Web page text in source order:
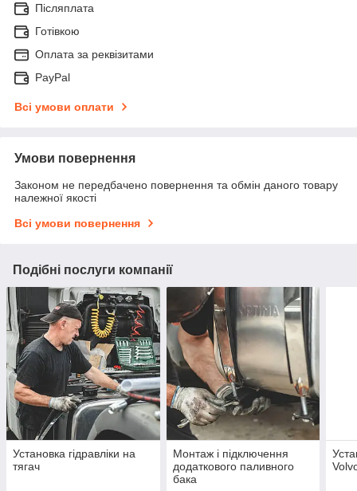
Післяплата
Готівкою
Оплата за реквізитами
PayPal
Всі умови оплати
Умови повернення
Законом не передбачено повернення та обмін даного товару
належної якості
Всі умови повернення
Подібні послуги компанії
Установка гідравліки на
тягач
Монтаж і підключення
додаткового паливного
бака